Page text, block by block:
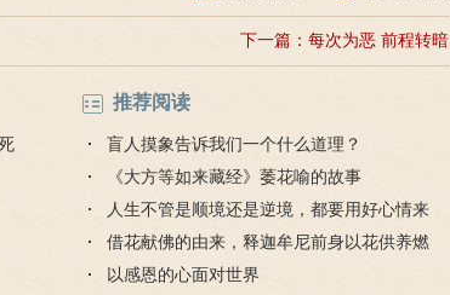
下一篇： 每次为恶 前程转暗
推荐阅读
盲人摸象告诉我们一个什么道理？
《大方等如来藏经》萎花喻的故事
人生不管是顺境还是逆境，都要用好心情来
对待
借花献佛的由来，释迦牟尼前身以花供养燃
灯佛
以感恩的心面对世界